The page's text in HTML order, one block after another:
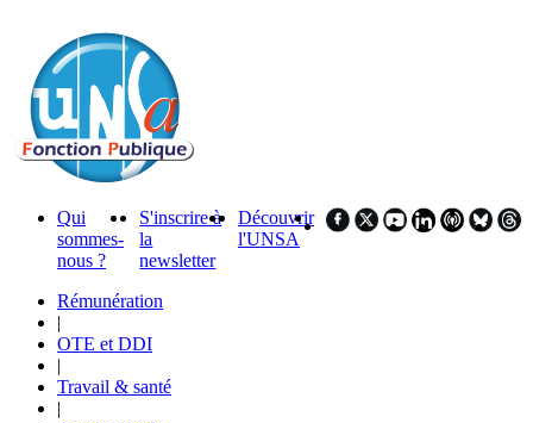
Qui
sommes-
nous ?
S'inscrire à
la
newsletter
Découvrir
l'UNSA
Rémunération
|
OTE et DDI
|
Travail & santé
|